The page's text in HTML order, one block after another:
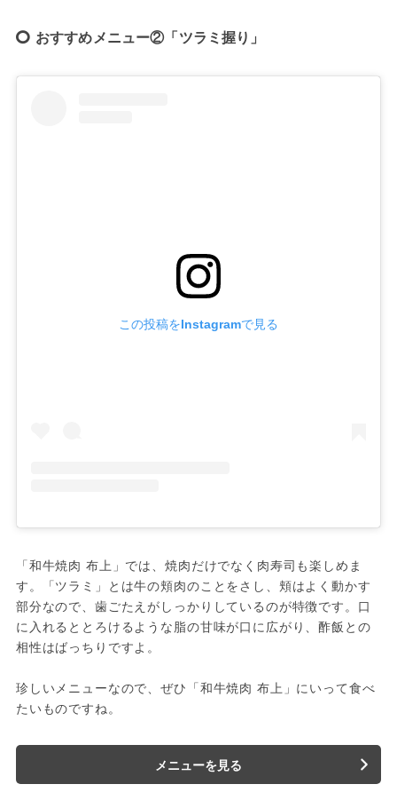
おすすめメニュー②「ツラミ握り」
この投稿をInstagramで見る
「和牛焼肉 布上」では、焼肉だけでなく肉寿司も楽しめま
す。「ツラミ」とは牛の頬肉のことをさし、頬はよく動かす
部分なので、歯ごたえがしっかりしているのが特徴です。口
に入れるととろけるような脂の甘味が口に広がり、酢飯との
相性はばっちりですよ。
珍しいメニューなので、ぜひ「和牛焼肉 布上」にいって食べ
たいものですね。
メニューを見る